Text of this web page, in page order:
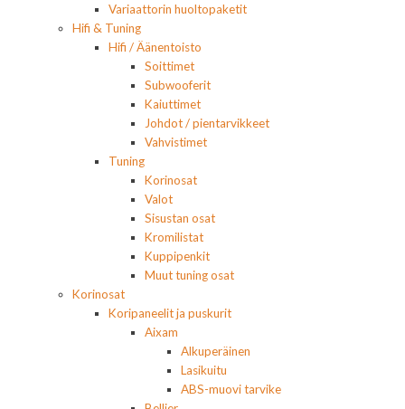
Variaattorin huoltopaketit
Hifi & Tuning
Hifi / Äänentoisto
Soittimet
Subwooferit
Kaiuttimet
Johdot / pientarvikkeet
Vahvistimet
Tuning
Korinosat
Valot
Sisustan osat
Kromilistat
Kuppipenkit
Muut tuning osat
Korinosat
Koripaneelit ja puskurit
Aixam
Alkuperäinen
Lasikuitu
ABS-muovi tarvike